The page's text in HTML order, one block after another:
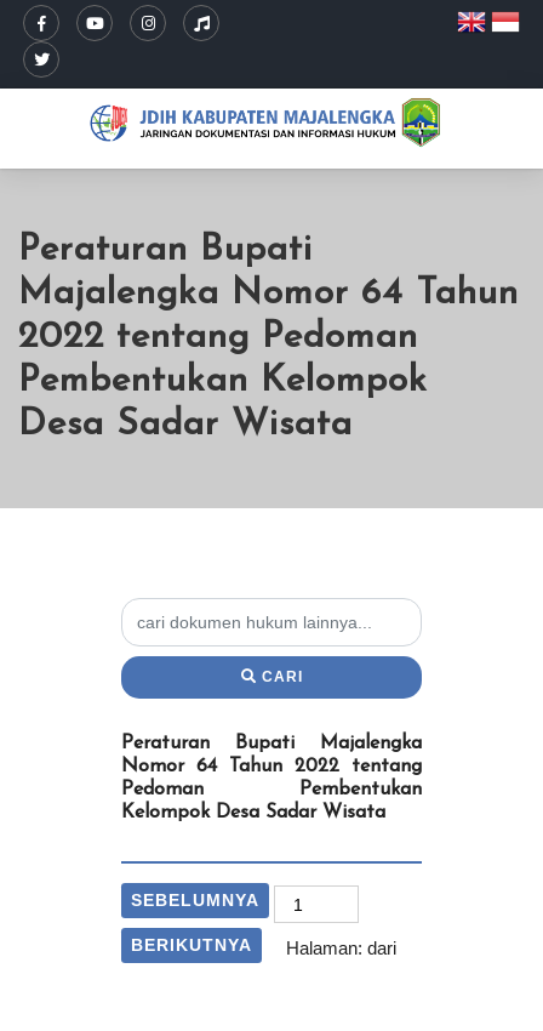
Peraturan Bupati
Majalengka Nomor 64 Tahun
2022 tentang Pedoman
Pembentukan Kelompok
Desa Sadar Wisata
CARI
Peraturan Bupati Majalengka
Nomor 64 Tahun 2022 tentang
Pedoman Pembentukan
Kelompok Desa Sadar Wisata
SEBELUMNYA
BERIKUTNYA Halaman: dari